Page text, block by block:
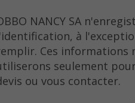
NANCY SA
à
Ces informations
seulement
ou vous contacter.